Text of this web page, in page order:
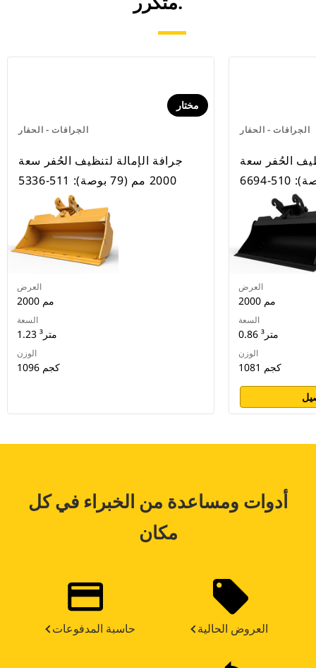
الجرافات - الحفار
مختار
جرافة الإمالة لتنظيف الحُفر سعة
2000 مم (79 بوصة): 511-5336
العرض
2000 مم
السعة
1.23 متر³
الوزن
1096 كجم
الجرافات - الحفار
الحُفر سعة
العرض
2000 مم
السعة
0.86 متر³
الوزن
1081 كجم
أدوات ومساعدة من الخبراء في كل
مكان
حاسبة المدفوعات العروض الحالية